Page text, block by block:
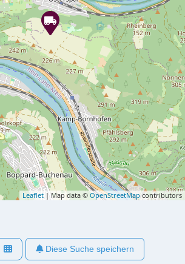
Leaflet | Map data © OpenStreetMapcontributors
Diese Suche speichern